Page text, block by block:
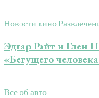
Новости кино
Эдгар Райт и Глен
«Бегущего
Все об авто